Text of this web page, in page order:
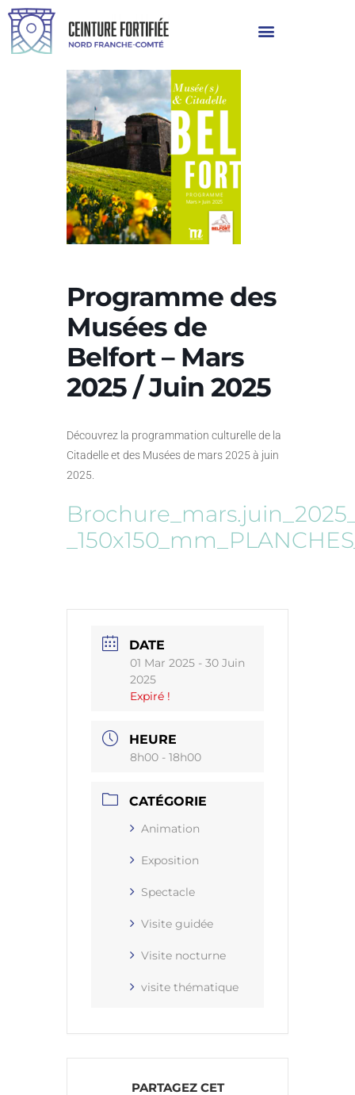
Programme des
Musées de
Belfort – Mars
2025 / Juin 2025
Découvrez la programmation culturelle de la
Citadelle et des Musées de mars 2025 à juin
2025.
DATE
01 Mar 2025 - 30 Juin
2025
Expiré !
HEURE
8h00 - 18h00
CATÉGORIE
Animation
Exposition
Spectacle
Visite guidée
Visite nocturne
visite thématique
PARTAGEZ CET